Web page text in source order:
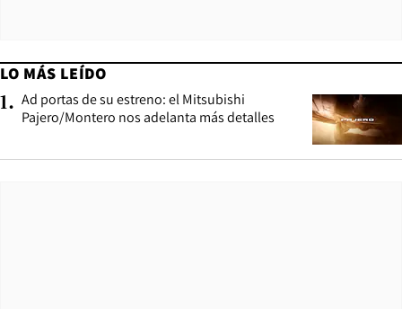
LO MÁS LEÍDO
1. Ad portas de su estreno: el Mitsubishi
Pajero/Montero nos adelanta más detalles